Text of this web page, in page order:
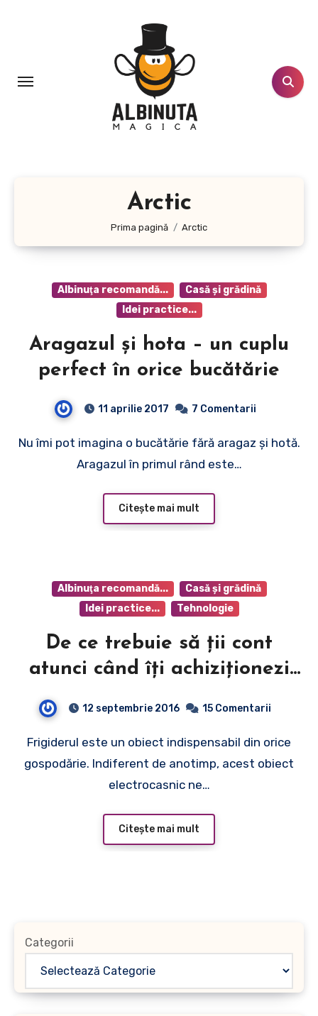
Arctic
Prima pagină Arctic
Albinuţa recomandă...
Casă şi grădină
Idei practice...
Aragazul şi hota – un cuplu
perfect în orice bucătărie
11 aprilie 2017 7 Comentarii
Nu îmi pot imagina o bucătărie fără aragaz şi hotă.
Aragazul în primul rând este…
Citește mai mult
Albinuţa recomandă...
Casă şi grădină
Idei practice...
Tehnologie
De ce trebuie să ţii cont
atunci când îţi achiziţionezi
un aparat frigorific nou!
12 septembrie 2016 15 Comentarii
Frigiderul este un obiect indispensabil din orice
gospodărie. Indiferent de anotimp, acest obiect
electrocasnic ne…
Citește mai mult
Categorii